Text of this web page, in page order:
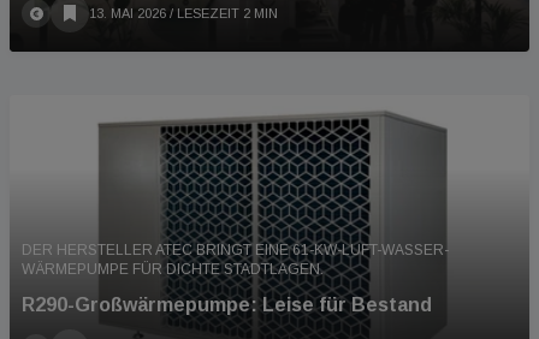
13. MAI 2026 / LESEZEIT 2 MIN
DER HERSTELLER ATEC BRINGT EINE 61-KW-LUFT-WASSER-
WÄRMEPUMPE FÜR DICHTE STADTLAGEN.
R290-Großwärmepumpe: Leise für Bestand